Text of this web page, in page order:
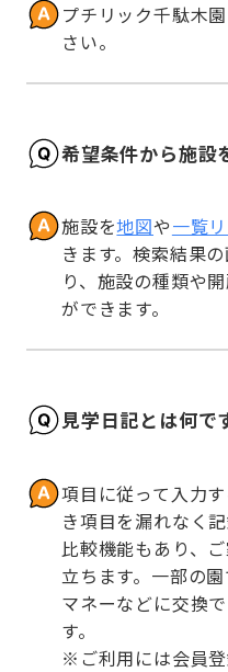
プチリック千駄木
さい。
希望条件から施設
施設を地図や一覧
きます。検索結果
り、施設の種類や
ができます。
見学日記とは何で
項目に従って入力
き項目を漏れなく
比較機能もあり、
立ちます。一部の
マネーなどに交換
す。
※ご利用には会員